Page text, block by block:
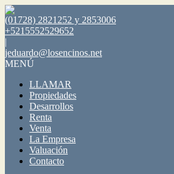
(01728) 2821252 y 2853006
+5215552529652
|
jeduardo@losencinos.net
MENÚ
LLAMAR
Propiedades
Desarrollos
Renta
Venta
La Empresa
Valuación
Contacto